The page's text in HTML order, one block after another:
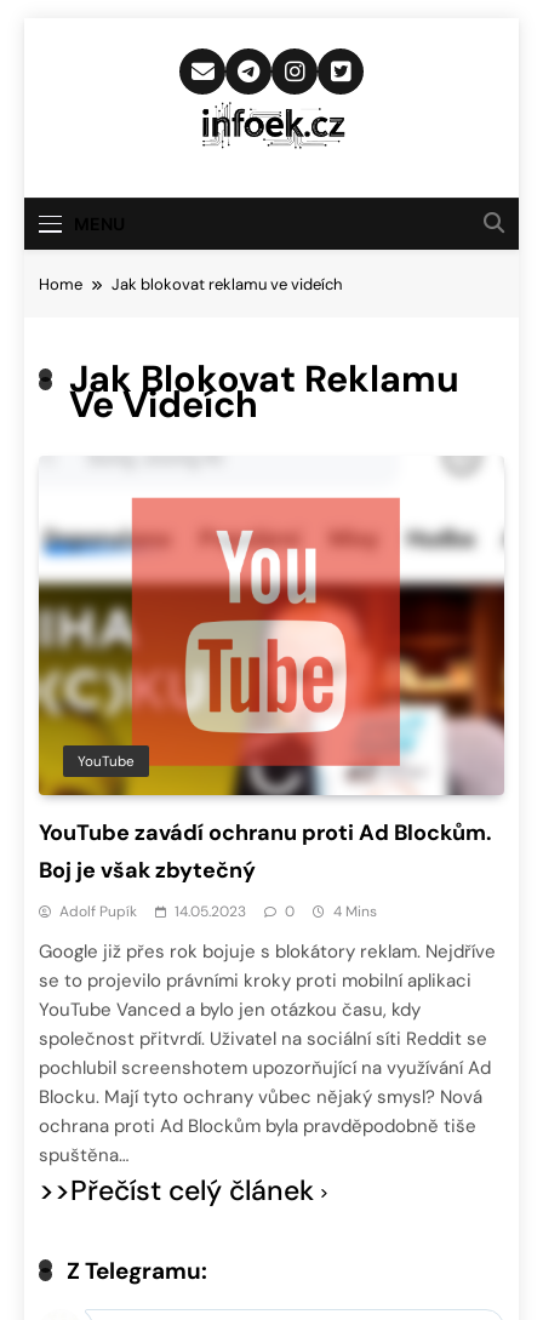
Infoek.cz
Novinkám
Home Jak blokovat reklamu ve videích
Jak Blokovat Reklamu
Ve Videích
YouTube
YouTube zavádí ochranu proti Ad Blockům.
Boj je však zbytečný
Adolf Pupík 14.05.2023 0 4 Mins
Google již přes rok bojuje s blokátory reklam. Nejdříve
se to projevilo právními kroky proti mobilní aplikaci
YouTube Vanced a bylo jen otázkou času, kdy
společnost přitvrdí. Uživatel na sociální síti Reddit se
pochlubil screenshotem upozorňující na využívání Ad
Blocku. Mají tyto ochrany vůbec nějaký smysl? Nová
ochrana proti Ad Blockům byla pravděpodobně tiše
spuštěna…
>>Přečíst celý článek
Z Telegramu: